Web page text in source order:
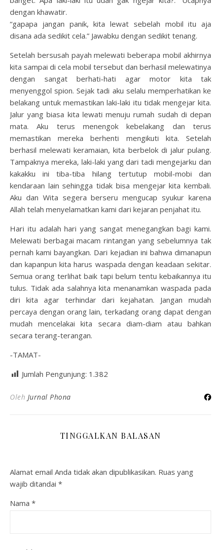
dengan khawatir.
“gapapa jangan panik, kita lewat sebelah mobil itu aja
disana ada sedikit cela.” Jawabku dengan sedikit tenang.
Setelah bersusah payah melewati beberapa mobil akhirnya
kita sampai di cela mobil tersebut dan berhasil melewatinya
dengan sangat berhati-hati agar motor kita tak
menyenggol spion. Sejak tadi aku selalu memperhatikan ke
belakang untuk memastikan laki-laki itu tidak mengejar kita.
Jalur yang biasa kita lewati menuju rumah sudah di depan
mata. Aku terus menengok kebelakang dan terus
memastikan mereka berhenti mengikuti kita. Setelah
berhasil melewati keramaian, kita berbelok di jalur pulang.
Tampaknya mereka, laki-laki yang dari tadi mengejarku dan
kakakku ini tiba-tiba hilang tertutup mobil-mobi dan
kendaraan lain sehingga tidak bisa mengejar kita kembali.
Aku dan Wita segera berseru mengucap syukur karena
Allah telah menyelamatkan kami dari kejaran penjahat itu.
Hari itu adalah hari yang sangat menegangkan bagi kami.
Melewati berbagai macam rintangan yang sebelumnya tak
pernah kami bayangkan. Dari kejadian ini bahwa dimanapun
dan kapanpun kita harus waspada dengan keadaan sekitar.
Semua orang terlihat baik tapi belum tentu kebaikannya itu
tulus. Tidak ada salahnya kita menanamkan waspada pada
diri kita agar terhindar dari kejahatan. Jangan mudah
percaya dengan orang lain, terkadang orang dapat dengan
mudah mencelakai kita secara diam-diam atau bahkan
secara terang-terangan.
-TAMAT-
Jumlah Pengunjung: 1.382
Oleh Jurnal Phona
TINGGALKAN BALASAN
Alamat email Anda tidak akan dipublikasikan. Ruas yang
wajib ditandai *
Nama *